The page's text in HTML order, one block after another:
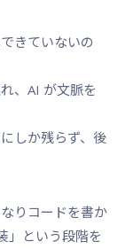
きていないの
、AI が文脈を
しか残らず、後
りコードを書か
という段階を